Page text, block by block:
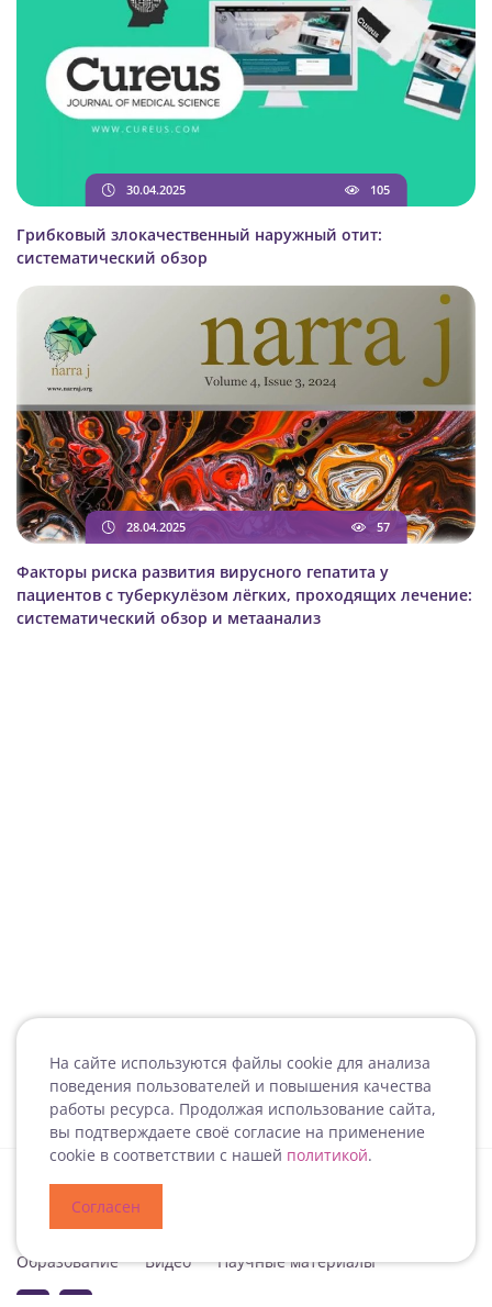
На сайте используются файлы cookie для анализа
поведения пользователей и повышения качества
работы ресурса. Продолжая использование сайта,
вы подтверждаете своё согласие на применение
cookie в соответствии с нашей политикой.
Согласен
30.04.2025 105
Грибковый злокачественный наружный отит:
cистематический обзор
28.04.2025 57
Факторы риска развития вирусного гепатита у
пациентов с туберкулёзом лёгких, проходящих лечение:
систематический обзор и метаанализ
Образование
Видео Научные материалы